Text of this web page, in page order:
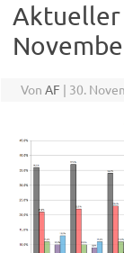
Aktueller
Von AF | 30.